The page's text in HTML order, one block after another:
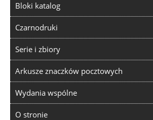
Bloki katalog
Czarnodruki
Serie i zbiory
Arkusze znaczków pocztowych
Wydania wspólne
O stronie